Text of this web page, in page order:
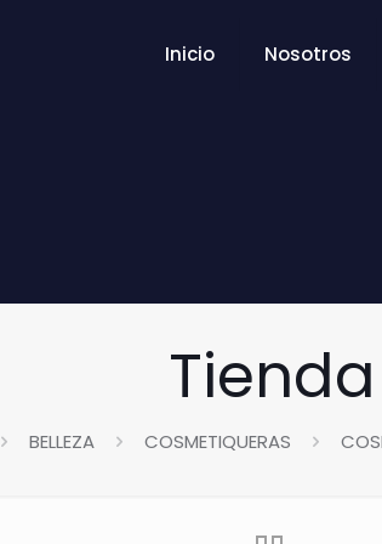
Inicio Nosotros
Tienda
BELLEZA COSMETIQUERAS